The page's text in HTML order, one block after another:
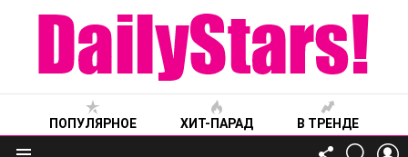
ПОПУЛЯРНОЕ ХИТ-ПАРАД В ТРЕНДЕ
FOLLOW